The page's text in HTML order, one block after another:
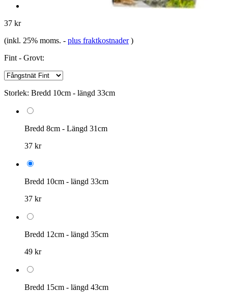
37 kr
(inkl. 25% moms. - plus fraktkostnader )
Fint - Grovt:
Storlek: Bredd 10cm - längd 33cm
Bredd 8cm - Längd 31cm
37 kr
Bredd 10cm - längd 33cm
37 kr
Bredd 12cm - längd 35cm
49 kr
Bredd 15cm - längd 43cm